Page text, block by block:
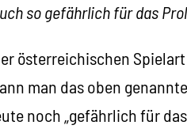
so gefährlich für das
österreichischen
man das oben
noch „gefährlich für das